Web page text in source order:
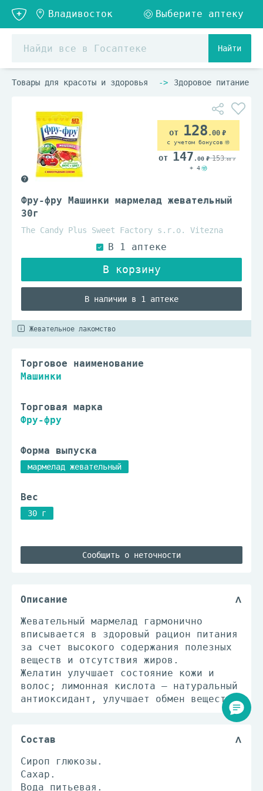
Найти
Товары для красоты и здоровья Здоровое питание
Фру-фру Машинки мармелад жевательный
30г
The Candy Plus Sweet Factory s.r.o. Vitezna
В наличии в 1 аптеке
128 .00
с учетом бонусов
147 .00 153.00
+ 4
Жевательное лакомство
Торговое наименование
Машинки
Торговая марка
Фру-фру
Форма выпуска
мармелад жевательный
Вес
30 г
Сообщить о неточности
Описание
Жевательный мармелад гармонично
вписывается в здоровый рацион питания
за счет высокого содержания полезных
веществ и отсутствия жиров.
Желатин улучшает состояние кожи и
волос; лимонная кислота – натуральный
антиоксидант, улучшает обмен веществ.
Состав
Cироп глюкозы.
Сахар.
Вода питьевая.